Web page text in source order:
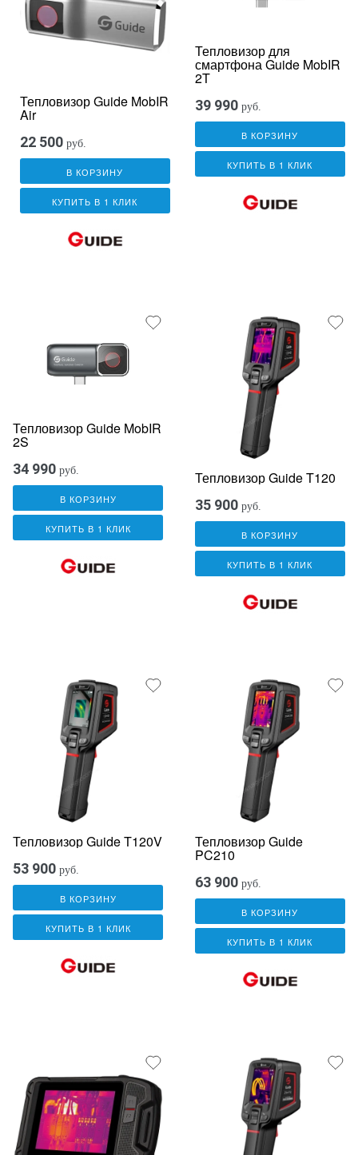
Тепловизор Guide MobIR
Air
22 500 руб.
В КОРЗИНУ
КУПИТЬ В 1 КЛИК
Тепловизор для
смартфона Guide MobIR
2T
39 990 руб.
В КОРЗИНУ
КУПИТЬ В 1 КЛИК
Тепловизор Guide MobIR
2S
34 990 руб.
В КОРЗИНУ
КУПИТЬ В 1 КЛИК
Тепловизор Guide T120
35 900 руб.
В КОРЗИНУ
КУПИТЬ В 1 КЛИК
Тепловизор Guide T120V
53 900 руб.
В КОРЗИНУ
КУПИТЬ В 1 КЛИК
Тепловизор Guide
PC210
63 900 руб.
В КОРЗИНУ
КУПИТЬ В 1 КЛИК